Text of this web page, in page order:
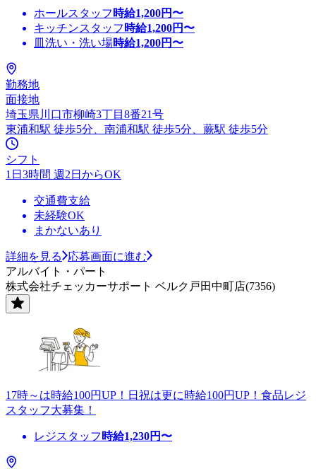
ホールスタッフ 時給1,200円〜
キッチンスタッフ 時給1,200円〜
皿洗い・洗い場時給1,200円〜
勤務地
面接地
埼玉県川口市柳崎3丁目8番21号
東浦和駅 徒歩5分、南浦和駅 徒歩5分、蕨駅 徒歩5分
シフト
1日3時間 週2日からOK
交通費支給
未経験OK
まかないあり
詳細を見る
応募画面に進む
アルバイト・パート
株式会社チェッカーサポート ベルク戸田中町店(7356)
17時～は時給100円UP！日祝は更に時給100円UP！食品レジ
スタッフ大募集！
レジスタッフ 時給1,230円〜